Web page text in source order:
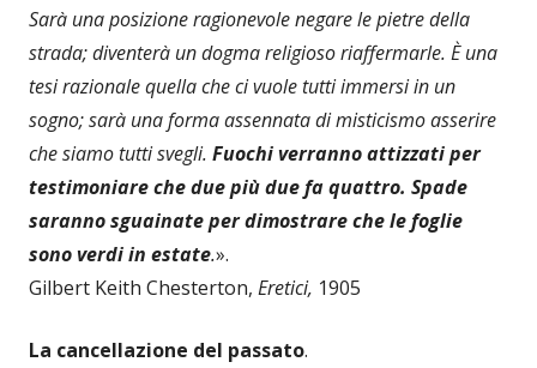
Sarà una posizione ragionevole negare le pietre della
strada; diventerà un dogma religioso riaffermarle. È una
tesi razionale quella che ci vuole tutti immersi in un
sogno; sarà una forma assennata di misticismo asserire
che siamo tutti svegli. Fuochi verranno attizzati per
testimoniare che due più due fa quattro. Spade
saranno sguainate per dimostrare che le foglie
sono verdi in estate.».
Gilbert Keith Chesterton, Eretici, 1905
La cancellazione del passato.